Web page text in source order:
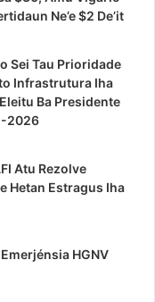
Ne’e $2 De’it
Sei Tau Prioridade
Infrastrutura Iha
Ba Presidente
2026
Atu Rezolve
Hetan Estragus Iha
HGNV